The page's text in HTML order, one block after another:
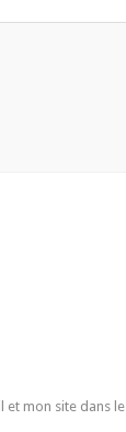
et mon site dans le